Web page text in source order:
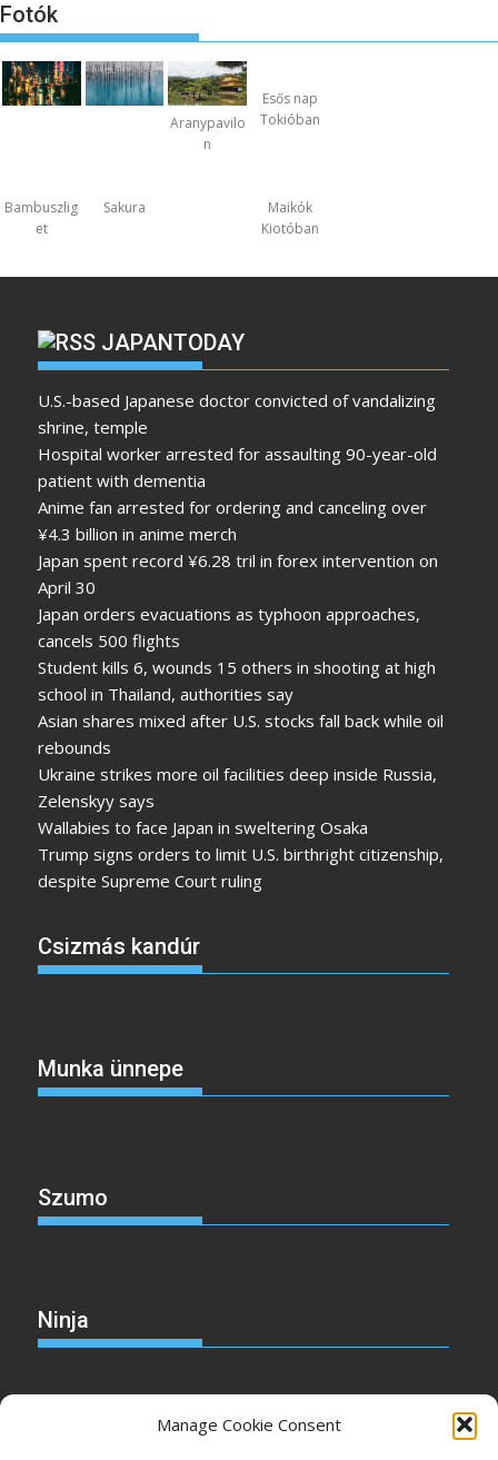
Manage Cookie Consent
Fotók
Aranypavilo
n
Esős nap
Tokióban
Bambuszlig
et
Sakura
Maikók
Kiotóban
JAPANTODAY
U.S.-based Japanese doctor convicted of vandalizing
shrine, temple
Hospital worker arrested for assaulting 90-year-old
patient with dementia
Anime fan arrested for ordering and canceling over
¥4.3 billion in anime merch
Japan spent record ¥6.28 tril in forex intervention on
April 30
Japan orders evacuations as typhoon approaches,
cancels 500 flights
Student kills 6, wounds 15 others in shooting at high
school in Thailand, authorities say
Asian shares mixed after U.S. stocks fall back while oil
rebounds
Ukraine strikes more oil facilities deep inside Russia,
Zelenskyy says
Wallabies to face Japan in sweltering Osaka
Trump signs orders to limit U.S. birthright citizenship,
despite Supreme Court ruling
Csizmás kandúr
Munka ünnepe
Szumo
Ninja